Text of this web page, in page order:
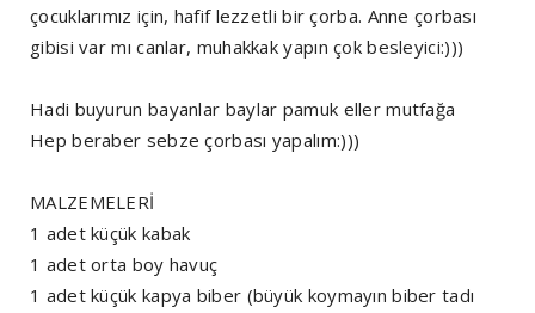
çocuklarımız için, hafif lezzetli bir çorba. Anne çorbası
gibisi var mı canlar, muhakkak yapın çok besleyici:)))
Hadi buyurun bayanlar baylar pamuk eller mutfağa
Hep beraber sebze çorbası yapalım:)))
MALZEMELERİ
1 adet küçük kabak
1 adet orta boy havuç
1 adet küçük kapya biber (büyük koymayın biber tadı